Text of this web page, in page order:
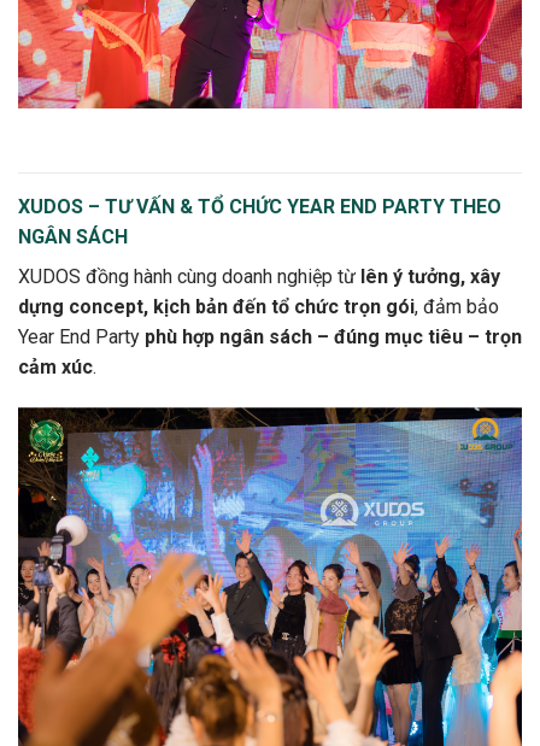
XUDOS – TƯ VẤN & TỔ CHỨC YEAR END PARTY THEO
NGÂN SÁCH
XUDOS đồng hành cùng doanh nghiệp từ lên ý tưởng, xây
dựng concept, kịch bản đến tổ chức trọn gói, đảm bảo
Year End Party phù hợp ngân sách – đúng mục tiêu – trọn
cảm xúc.